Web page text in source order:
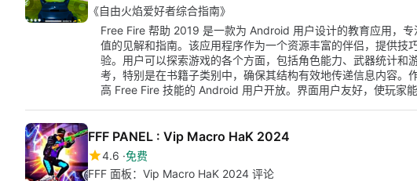
《自由火焰爱好者综合指南》
Free Fire 帮助 2019 是一款为 Android 用户设计的教育应用，
值的见解和指南。该应用程序作为一个资源丰富的伴侣，提供技
验。用户可以探索游戏的各个方面，包括角色能力、武器统计和
考，特别是在书籍子类别中，确保其结构有效地传递信息内容。
高 Free Fire 技能的 Android 用户开放。界面用户友好，使玩家
FFF PANEL : Vip Macro HaK 2024
4.6 免费
FFF 面板：Vip Macro HaK 2024 评论